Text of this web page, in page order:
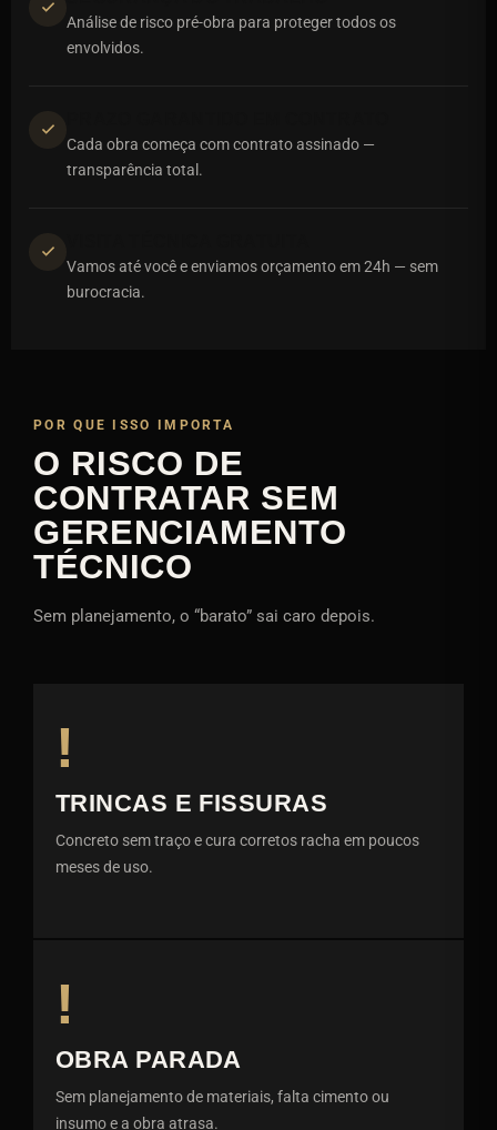
Análise de risco pré-obra para proteger todos os
envolvidos.
Cada obra começa com contrato assinado —
transparência total.
Vamos até você e enviamos orçamento em 24h — sem
burocracia.
POR QUE ISSO IMPORTA
O RISCO DE
CONTRATAR SEM
GERENCIAMENTO
TÉCNICO
Sem planejamento, o “barato” sai caro depois.
!
TRINCAS E FISSURAS
Concreto sem traço e cura corretos racha em poucos
meses de uso.
!
OBRA PARADA
Sem planejamento de materiais, falta cimento ou
insumo e a obra atrasa.